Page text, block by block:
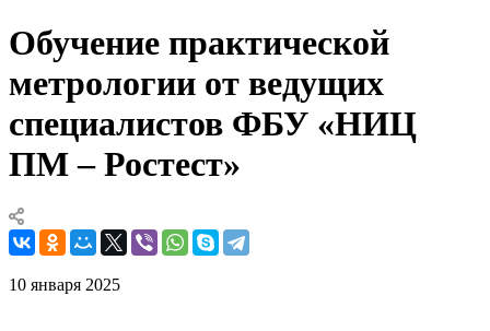
Обучение практической
метрологии от ведущих
специалистов ФБУ «НИЦ
ПМ – Ростест»
10 января 2025